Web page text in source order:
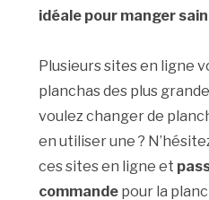
idéale pour manger
Plusieurs sites en ligne
planchas des plus
voulez changer de
en utiliser une ?
ces sites en ligne et
commande pour la